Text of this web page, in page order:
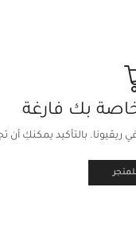
بك فارغة
بالتأكيد يمكنكِ أن